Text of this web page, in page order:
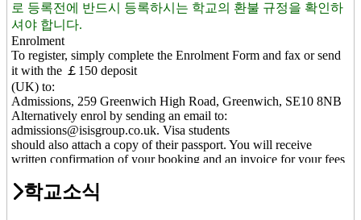
로 등록전에 반드시 등록하시는 학교의 환불 규정을 확인하
셔야 합니다.
Enrolment
To register, simply complete the Enrolment Form and fax or send
it with the ￡150 deposit
(UK) to:
Admissions, 259 Greenwich High Road, Greenwich, SE10 8NB
Alternatively enrol by sending an email to:
admissions@isisgroup.co.uk. Visa students
should also attach a copy of their passport. You will receive
written confirmation of your booking and an invoice for your fees
Visa Students
In accordance with UKBA guidelines we require payment of fees
학교소식